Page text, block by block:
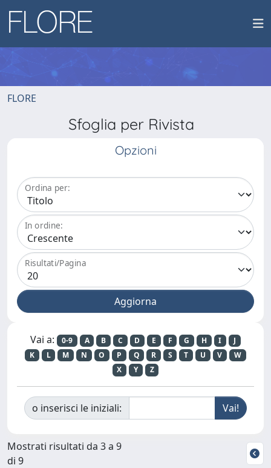
FLORE
Sfoglia per Rivista
Opzioni
Ordina per:
In ordine:
Risultati/Pagina
Vai a: 0-9 A B C D E F G H I
J
K
L M N O P Q R S T U V
W
X
Y Z
o inserisci le iniziali:
Mostrati risultati da 3 a 9
di 9